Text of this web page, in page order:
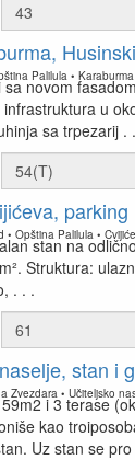
Palilula •
novom
u
sa trpezarij .
parking
• Opština Palilula •
stan na
Struktura:
. . .
stan i
Zvezdara • Učiteljsko
i 3 terase
kao
Uz stan se pro